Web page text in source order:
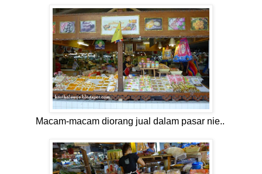
Macam-macam diorang jual dalam pasar nie..